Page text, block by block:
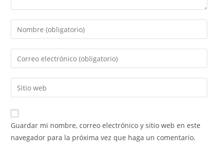
Introducí
tu
nombre
de
usuario
para
comentar
Introducí
tu
dirección
de
electrónico
para
comentar
Introducí
la
URL
de
Guardar mi nombre, correo electrónico y sitio web en este
navegador para la próxima vez que haga un comentario.